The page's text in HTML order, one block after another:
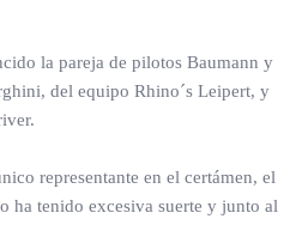
la pareja de pilotos Baumann y
del equipo Rhino´s Leipert, y
representante en el certámen, el
ha tenido excesiva suerte y junto al